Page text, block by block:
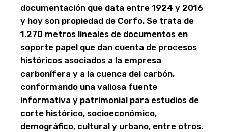
documentación que data entre 1924 y 2016
y hoy son propiedad de Corfo. Se trata de
1.270 metros lineales de documentos en
soporte papel que dan cuenta de procesos
históricos asociados a la empresa
carbonífera y a la cuenca del carbón,
conformando una valiosa fuente
informativa y patrimonial para estudios de
corte histórico, socioeconómico,
demográfico, cultural y urbano, entre otros.